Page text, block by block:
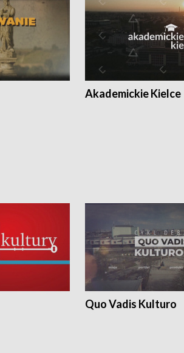
Akademickie Kielce
Quo Vadis Kulturo